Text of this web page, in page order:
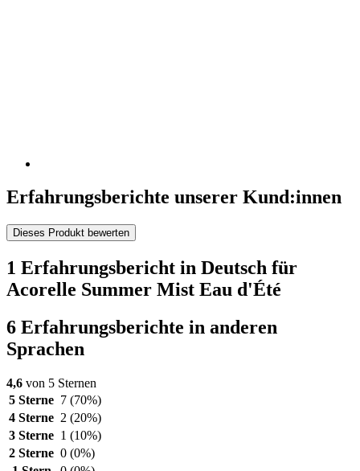
Erfahrungsberichte unserer Kund:innen
Dieses Produkt bewerten
1 Erfahrungsbericht in Deutsch für
Acorelle Summer Mist Eau d'Été
6 Erfahrungsberichte in anderen
Sprachen
4,6 von 5 Sternen
5 Sterne 7 (70%)
4 Sterne 2 (20%)
3 Sterne 1 (10%)
2 Sterne 0 (0%)